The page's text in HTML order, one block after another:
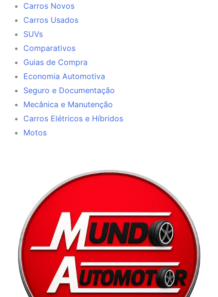
Carros Novos
Carros Usados
SUVs
Comparativos
Guias de Compra
Economia Automotiva
Seguro e Documentação
Mecânica e Manutenção
Carros Elétricos e Híbridos
Motos